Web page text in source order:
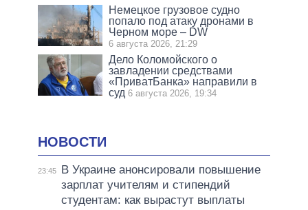
Немецкое грузовое судно
попало под атаку дронами в
Черном море – DW
6 августа 2026, 21:29
Дело Коломойского о
завладении средствами
«ПриватБанка» направили в
суд 6 августа 2026, 19:34
НОВОСТИ
23:45
В Украине анонсировали повышение
зарплат учителям и стипендий
студентам: как вырастут выплаты